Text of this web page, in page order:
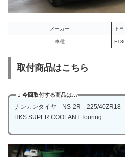
メーカー トヨ
車種 FT86
取付商品はこちら
今回取付する商品は…
ナンカンタイヤ NS-2R 225/40ZR18
HKS SUPER COOLANT Touring